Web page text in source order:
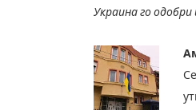
Украина го